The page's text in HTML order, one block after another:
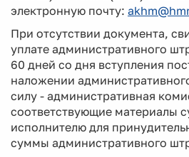
электронную почту:
При отсутствии документа,
уплате административного
60 дней со дня вступления
наложении
силу - административная
соответствующие материалы
исполнителю для
суммы административного